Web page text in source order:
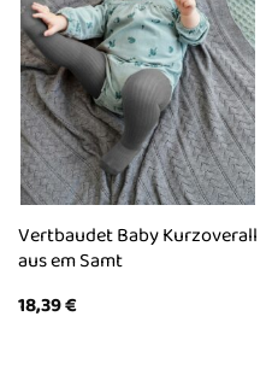
Vertbaudet Baby Kurzoverall
aus em Samt
18,39€